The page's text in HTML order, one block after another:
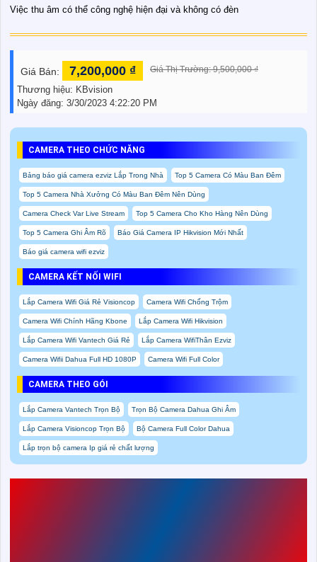
Việc thu âm có thể công nghệ hiện đại và không có đèn
Giá Bán: 7,200,000 ₫ Giá Thị Trường: 9,500,000 ₫
Thương hiệu: KBvision
Ngày đăng: 3/30/2023 4:22:20 PM
CAMERA THEO CHỨC NĂNG
Bảng báo giá camera ezviz Lắp Trong Nhà Top 5 Camera Có Màu Ban Đêm
Top 5 Camera Nhà Xưởng Có Màu Ban Đêm Nên Dùng
Camera Check Var Live Stream Top 5 Camera Cho Kho Hàng Nên Dùng
Top 5 Camera Ghi Âm Rõ Báo Giá Camera IP Hikvision Mới Nhất
Báo giá camera wifi ezviz
CAMERA KẾT NỐI WIFI
Lắp Camera Wifi Giá Rẻ Visioncop Camera Wifi Chống Trộm
Camera Wifi Chính Hãng Kbone Lắp Camera Wifi Hikvision
Lắp Camera Wifi Vantech Giá Rẻ Lắp Camera WifiThân Ezviz
Camera Wifii Dahua Full HD 1080P Camera Wifi Full Color
CAMERA THEO GÓI
Lắp Camera Vantech Trọn Bộ Trọn Bộ Camera Dahua Ghi Âm
Lắp Camera Visioncop Trọn Bộ Bộ Camera Full Color Dahua
Lắp trọn bộ camera Ip giá rẻ chất lượng